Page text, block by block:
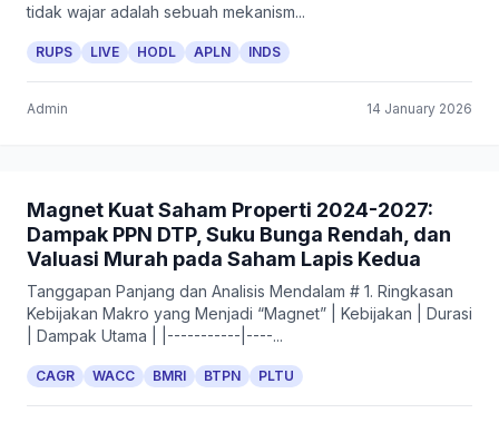
tidak wajar adalah sebuah mekanism...
RUPS LIVE HODL APLN INDS
Admin 14 January 2026
Magnet Kuat Saham Properti 2024-2027:
Dampak PPN DTP, Suku Bunga Rendah, dan
Valuasi Murah pada Saham Lapis Kedua
Tanggapan Panjang dan Analisis Mendalam # 1. Ringkasan
Kebijakan Makro yang Menjadi “Magnet” | Kebijakan | Durasi
| Dampak Utama | |-----------|----...
CAGR WACC BMRI BTPN PLTU